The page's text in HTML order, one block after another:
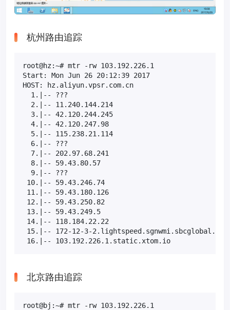
杭州路由追踪
root@hz:~# mtr -rw 103.192.226.1
Start: Mon Jun 26 20:12:39 2017
HOST: hz.aliyun.vpsr.com.cn
1.|-- ???
2.|-- 11.240.144.214
3.|-- 42.120.244.245
4.|-- 42.120.247.98
5.|-- 115.238.21.114
6.|-- ???
7.|-- 202.97.68.241
8.|-- 59.43.80.57
9.|-- ???
10.|-- 59.43.246.74
11.|-- 59.43.180.126
12.|-- 59.43.250.82
13.|-- 59.43.249.5
14.|-- 118.184.22.22
15.|-- 172-12-3-
16.|-- 103.192.226.1.static.xtom.io
北京路由追踪
root@bj:~# mtr -rw 103.192.226.1